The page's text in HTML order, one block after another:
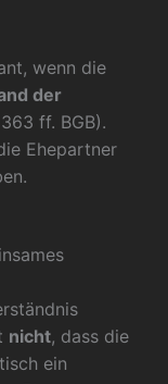
wenn die
der
ff. BGB).
Ehepartner
nicht, dass die
ein